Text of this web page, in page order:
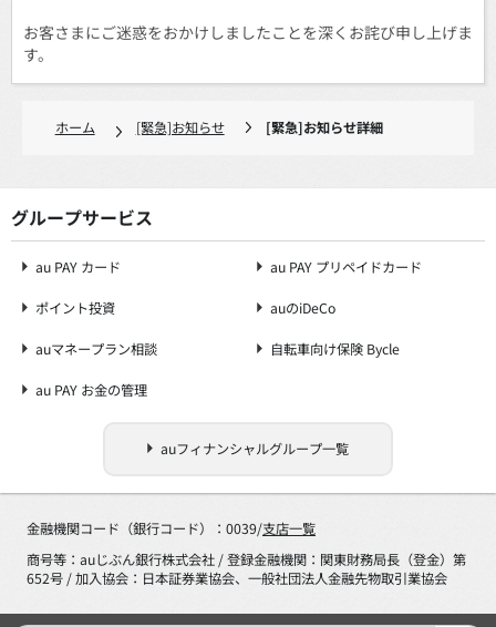
お客さまにご迷惑をおかけしましたことを深くお詫び申し上げま
す。
ホーム [緊急]お知らせ [緊急]お知らせ詳細
グループサービス
au PAY カード au PAY プリペイドカード
ポイント投資 auのiDeCo
auマネープラン相談 自転車向け保険 Bycle
au PAY お金の管理
auフィナンシャルグループ一覧
金融機関コード（銀行コード）：0039/支店一覧
商号等：auじぶん銀行株式会社 / 登録金融機関：関東財務局長（登金）第
652号 / 加入協会：日本証券業協会、一般社団法人金融先物取引業協会